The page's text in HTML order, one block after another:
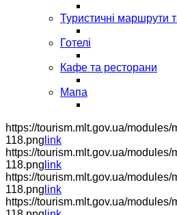
Туристичні маршрути
Готелі
Кафе та ресторани
Мапа
https://tourism.mlt.gov.ua/
118.png link
https://tourism.mlt.gov.ua/
118.png link
https://tourism.mlt.gov.ua/
118.png link
https://tourism.mlt.gov.ua/